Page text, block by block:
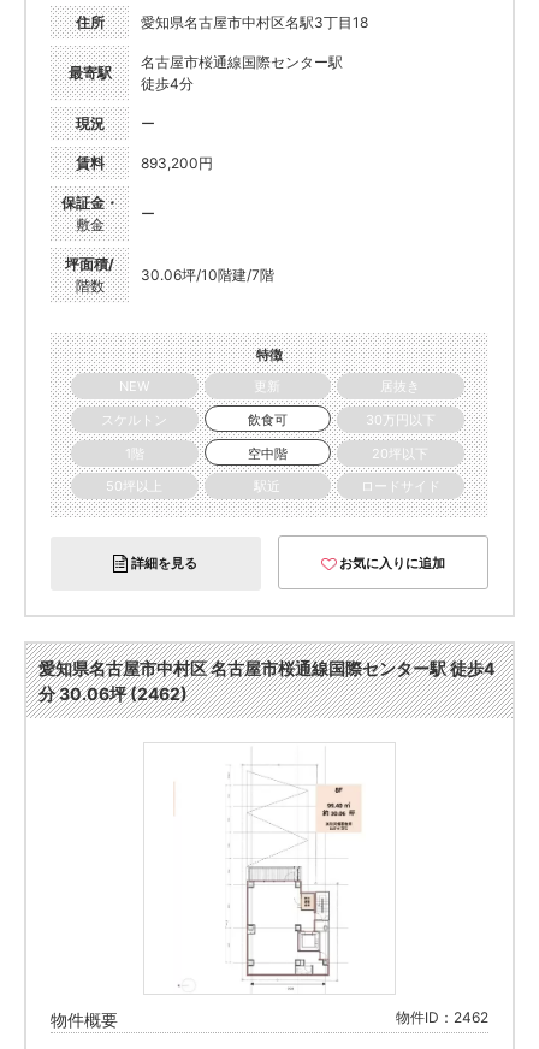
住所 愛知県名古屋市中村区名駅3丁目18
最寄駅
名古屋市桜通線国際センター駅
徒歩4分
現況 ー
賃料 893,200円
保証金・
敷金
ー
坪面積/
階数
30.06坪/10階建/7階
特徴
NEW
更新
居抜き
スケルトン
飲食可
30万円以下
1階
空中階
20坪以下
50坪以上
駅近 ロードサイド
詳細を見る お気に入りに追加
愛知県名古屋市中村区 名古屋市桜通線国際センター駅 徒歩4
分 30.06坪 (2462)
物件概要 物件ID：2462